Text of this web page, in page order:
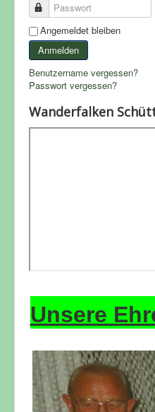
Passwort
Angemeldet bleiben
Anmelden
Benutzername vergessen?
Passwort vergessen?
Wanderfalken
Unsere